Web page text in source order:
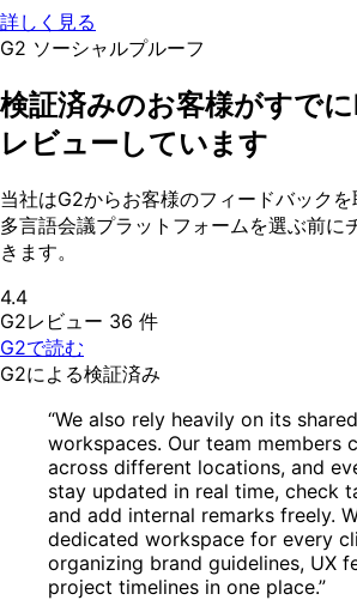
詳しく見る
G2 ソーシャルプルーフ
検証済みのお客様がすで
レビューしています
当社はG2からお客様のフィードバックを
多言語会議プラットフォームを選ぶ前に
きます。
4.4
G2レビュー 36 件
G2で読む
G2による検証済み
“We also rely heavily on its
workspaces. Our team members
across different locations, and
stay updated in real time, check
and add internal remarks freely.
dedicated workspace for every
organizing brand guidelines, UX
project timelines in one place.”